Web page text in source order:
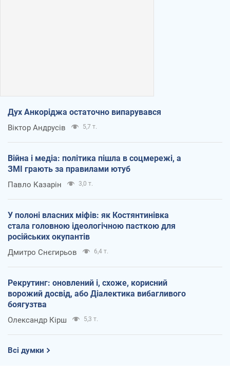
Дух Анкоріджа остаточно випарувався
Віктор Андрусів 5,7 т.
Війна і медіа: політика пішла в соцмережі, а
ЗМІ грають за правилами ютуб
Павло Казарін 3,0 т.
У полоні власних міфів: як Костянтинівка
стала головною ідеологічною пасткою для
російських окупантів
Дмитро Снєгирьов 6,4 т.
Рекрутинг: оновлений і, схоже, корисний
ворожий досвід, або Діалектика вибагливого
боягузтва
Олександр Кірш 5,3 т.
Всі думки